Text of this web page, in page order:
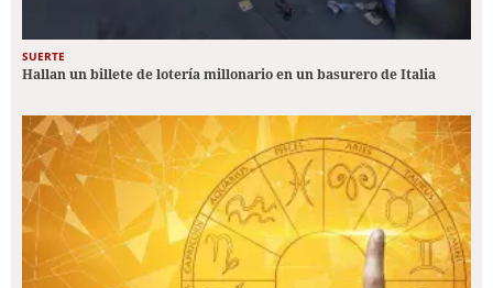
SUERTE
Hallan un billete de lotería millonario en un basurero de Italia